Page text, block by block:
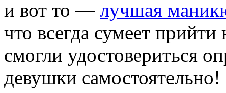
и вот то — лучшая
что всегда сумеет
смогли удостовериться
девушки